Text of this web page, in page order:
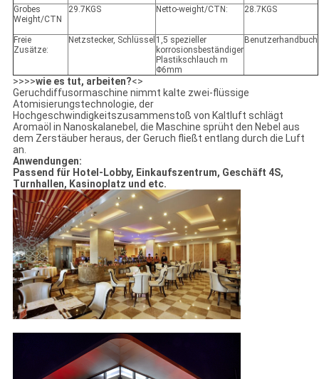
Grobes
Weight/CTN
29.7KGS Netto-weight/CTN: 28.7KGS
Freie
Zusätze:
Netzstecker, Schlüssel 1,5 spezieller
korrosionsbeständiger
Plastikschlauch m
Φ6mm
Benutzerhandbuch
>>>>wie es tut, arbeiten?<>
Geruchdiffusormaschine nimmt kalte zwei-flüssige
Atomisierungstechnologie, der
Hochgeschwindigkeitszusammenstoß von Kaltluft schlägt
Aromaöl in Nanoskalanebel, die Maschine sprüht den Nebel aus
dem Zerstäuber heraus, der Geruch fließt entlang durch die Luft
an.
Anwendungen:
Passend für Hotel-Lobby, Einkaufszentrum, Geschäft 4S,
Turnhallen, Kasinoplatz und etc.